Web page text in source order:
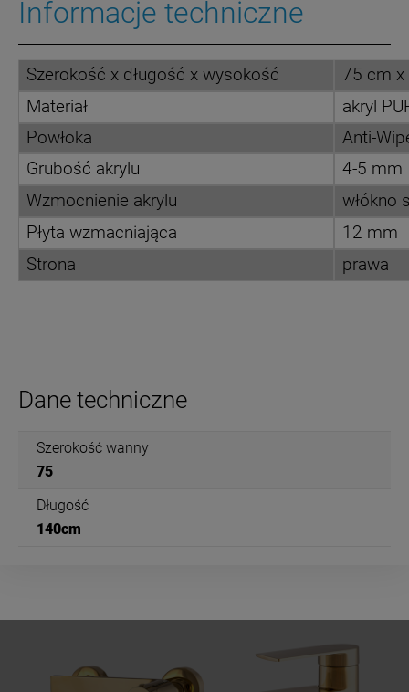
Informacje techniczne
Szerokość x długość x wysokość
75 cm
Materiał
akryl
Powłoka
Anti-
Grubość akrylu
4-5 mm
Wzmocnienie akrylu
włókno
Płyta wzmacniająca
12 mm
Strona
prawa
Dane techniczne
Szerokość wanny
75
Długość
140cm